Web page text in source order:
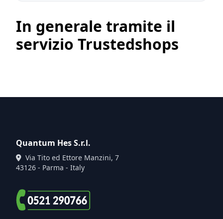
suoi clienti.
In generale tramite il
servizio Trustedshops
Quantum Hes S.r.l.
Via Tito ed Ettore Manzini, 7
43126 - Parma - Italy